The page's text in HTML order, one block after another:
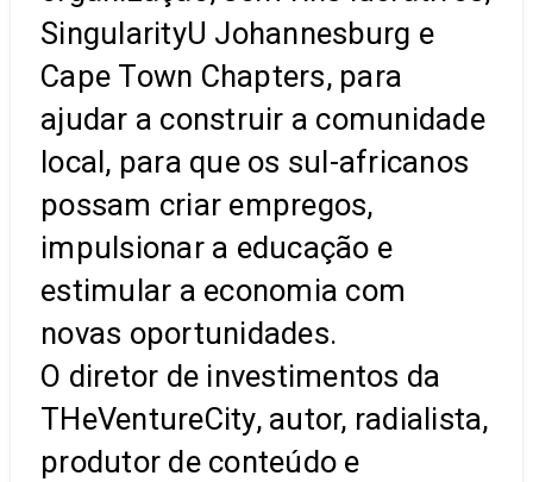
SingularityU Johannesburg e
Cape Town Chapters, para
ajudar a construir a comunidade
local, para que os sul-africanos
possam criar empregos,
impulsionar a educação e
estimular a economia com
novas oportunidades.
O diretor de investimentos da
THeVentureCity, autor, radialista,
produtor de conteúdo e